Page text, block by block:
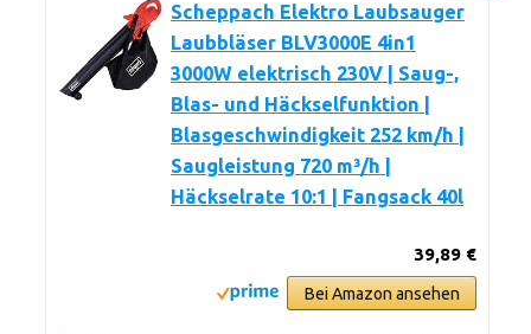
Scheppach Elektro Laubsauger
Laubbläser BLV3000E 4in1
3000W elektrisch 230V | Saug-,
Blas- und Häckselfunktion |
Blasgeschwindigkeit 252 km/h |
Saugleistung 720 m³/h |
Häckselrate 10:1 | Fangsack 40l
39,89 €
Bei Amazon ansehen